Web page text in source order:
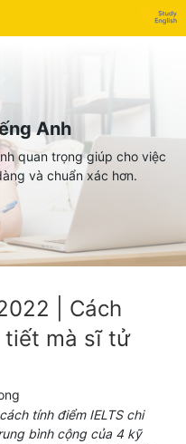
Anh
quan trọng giúp cho việc
và chuẩn xác hơn.
| Cách
tiết mà sĩ tử
tính điểm IELTS chi
bình cộng của 4 kỹ